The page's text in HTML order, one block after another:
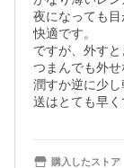
夜になっても
快適です。
ですが、外す
つまんでも外
潤すか逆に少
送はとても早く
購入したストア